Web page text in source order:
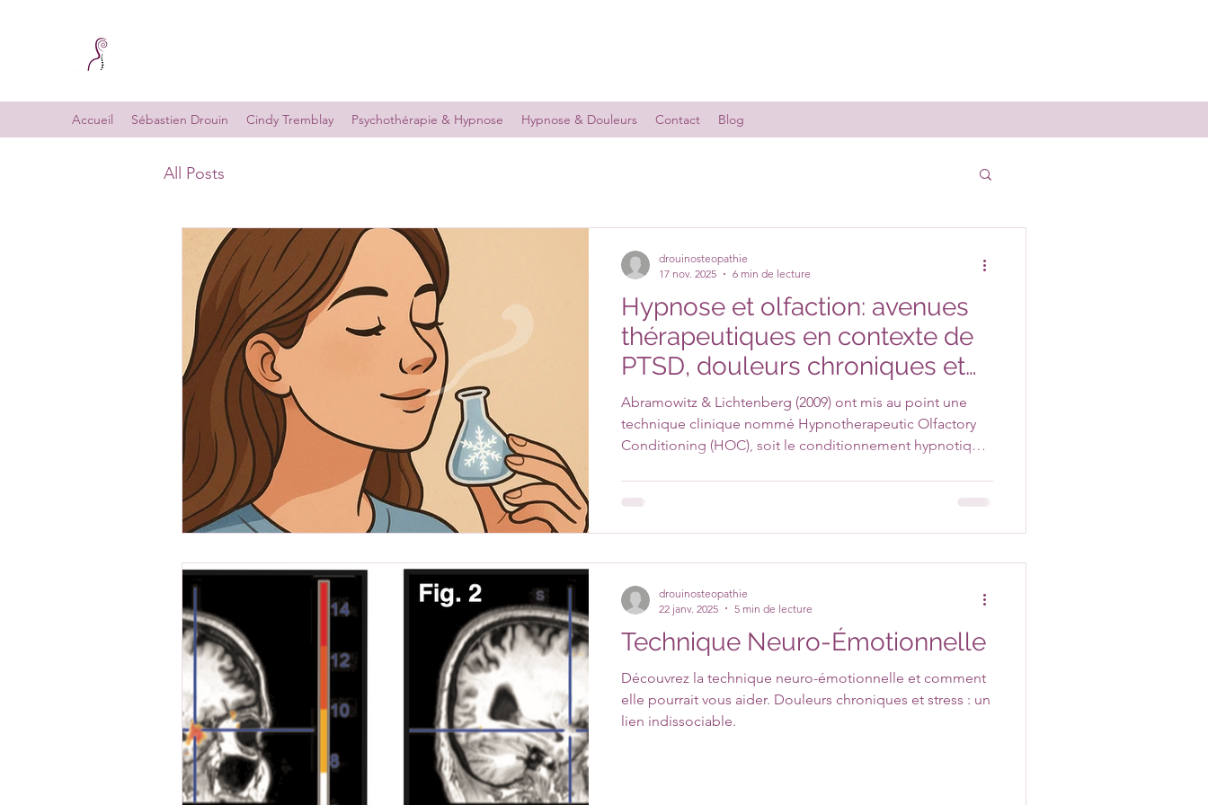
Accueil Sébastien Drouin Cindy Tremblay Psychothérapie & Hypnose Hypnose & Douleurs Contact Blog
All Posts
Hypnose et olfaction: avenues
thérapeutiques en contexte de
PTSD, douleurs chroniques et
plus !
Abramowitz & Lichtenberg (2009) ont mis au point une
technique clinique nommé Hypnotherapeutic Olfactory
Conditioning (HOC), soit le conditionnement hypnotique
(conditionnement) avec des sentiments de sécurité et de
maîtrise.
drouinosteopathie
17 nov. 2025
6 min de lecture
Technique Neuro-Émotionnelle
Découvrez la technique neuro-émotionnelle et comment
elle pourrait vous aider. Douleurs chroniques et stress : un
lien indissociable.
drouinosteopathie
22 janv. 2025
5 min de lecture